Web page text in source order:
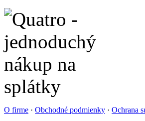
O firme · Obchodné podmienky · Ochrana